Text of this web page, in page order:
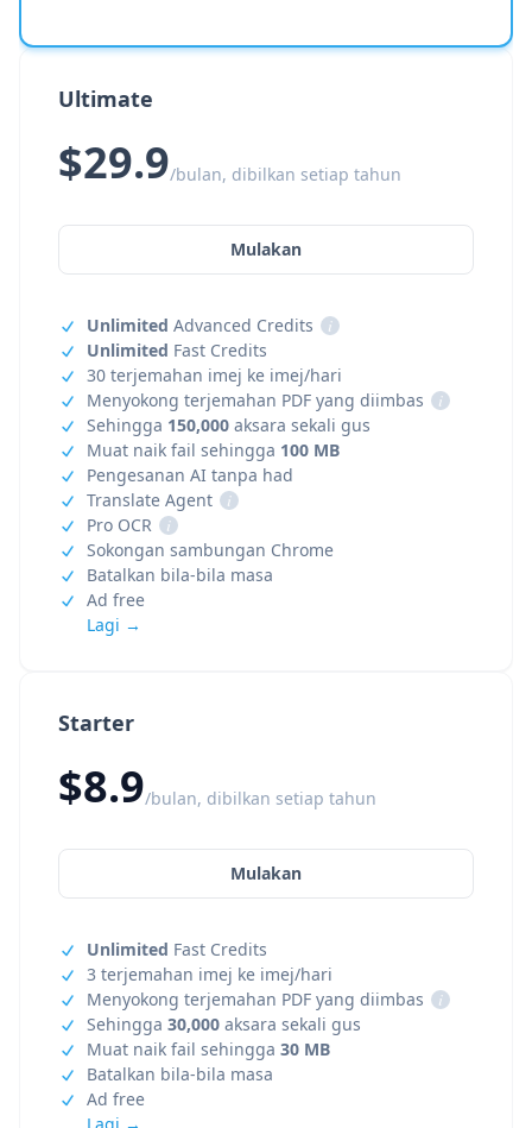
Starter
$8.9/bulan, dibilkan setiap tahun
Mulakan
Unlimited Fast Credits
3 terjemahan imej ke imej/hari
Menyokong terjemahan PDF yang diimbas
i
Sehingga 30,000 aksara sekali gus
Muat naik fail sehingga 30 MB
Batalkan bila-bila masa
Ad free
Ultimate
$29.9/bulan, dibilkan setiap tahun
Mulakan
Unlimited Advanced Credits
i
Unlimited Fast Credits
30 terjemahan imej ke imej/hari
Menyokong terjemahan PDF yang diimbas
i
Sehingga 150,000 aksara sekali gus
Muat naik fail sehingga 100 MB
Pengesanan AI tanpa had
Translate Agent
i
Pro OCR
i
Sokongan sambungan Chrome
Batalkan bila-bila masa
Ad free
Lagi →